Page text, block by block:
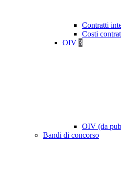
Contratti
Costi
OIV 3
OIV (da
Bandi di concorso